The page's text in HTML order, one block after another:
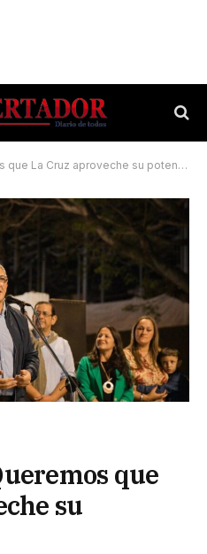
La Cruz aproveche su potencial»
que
su